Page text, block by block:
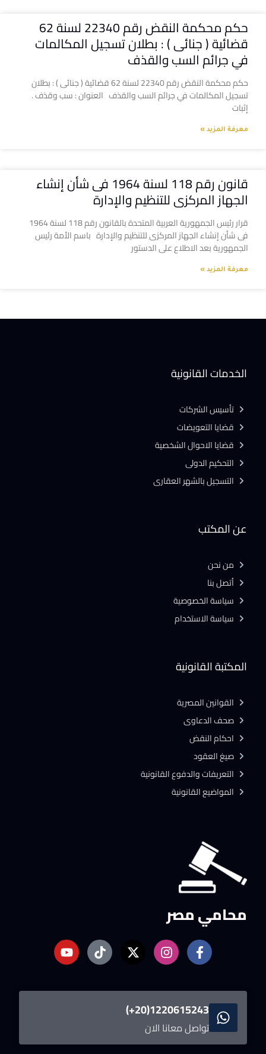
حكم محكمة النقض رقم 22340 لسنة 62
قضائية ( جنائى ) : بطلان تسجيل المكالمات
في جرائم السب والقذف
حكم محكمة النقض رقم 22340 لسنة 62 قضائية ( جنائى ) : بطلان
تسجيل المكالمات في جرائم السب والقذف العنوان : سب وقذف .
إثبات
معرفة المزيد »
قانون رقم 118 لسنة 1964 فى شأن إنشاء
الجهاز المركزى للتنظيم والإدارة
قرار رئيس الجمهورية العربية المتحدة بالقانون رقم 118 لسنة 1964
فى شأن إنشاء الجهاز المركزى للتنظيم والإدارة باسم الأمة رئيس
الجمهورية بعد الاطلاع على الدستور
معرفة المزيد »
محامي مصر
1220615243(20+)
تواصل معانا الان
المكتبة القانونية
القوانين المصرية
صحف الدعاوى
احكام النقض
صيغ العقود
التعريفات والدفوع القانونية
المواضيع القانونية
عن المكتب
من نحن
أتصل بنا
سياسة الخصوصية
سياسة الاستخدام
الخدمات القانونية
تأسيس الشركات
قضايا التعويضات
قضايا الاحوال الشخصية
التحكيم الدولى
التسجيل بالشهر العقارى